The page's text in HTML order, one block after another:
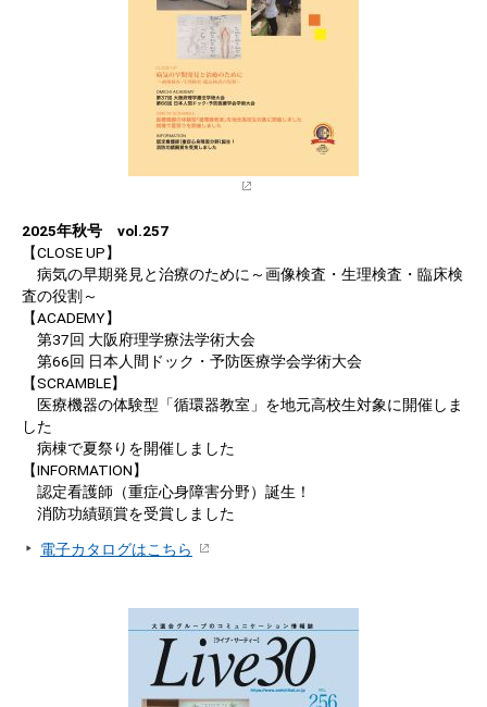
2025年秋号 vol.257
【CLOSE UP】
病気の早期発見と治療のために～画像検査・生理検査・臨床検
査の役割～
【ACADEMY】
第37回 大阪府理学療法学術大会
第66回 日本人間ドック・予防医療学会学術大会
【SCRAMBLE】
医療機器の体験型「循環器教室」を地元高校生対象に開催しま
した
病棟で夏祭りを開催しました
【INFORMATION】
認定看護師（重症心身障害分野）誕生！
消防功績顕賞を受賞しました
電子カタログはこちら